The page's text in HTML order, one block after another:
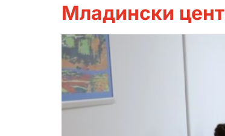
Младински